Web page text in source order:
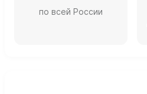
по всей России